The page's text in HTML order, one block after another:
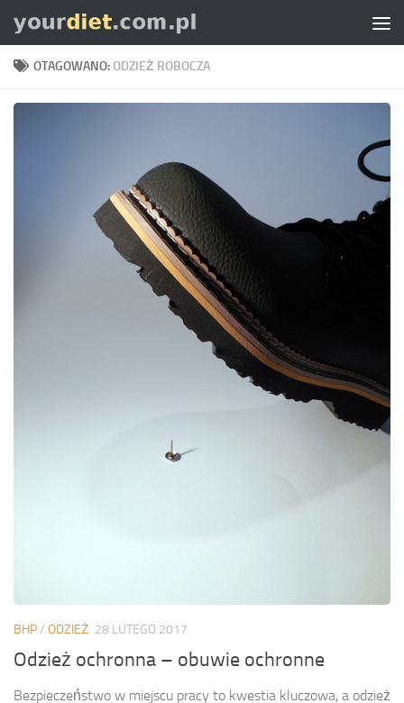
Skip to content
OTAGOWANO:ODZIEŻ ROBOCZA
BHP/ ODZIEŻ 28 LUTEGO 2017
Odzież ochronna – obuwie ochronne
Bezpieczeństwo w miejscu pracy to kwestia kluczowa, a odzież